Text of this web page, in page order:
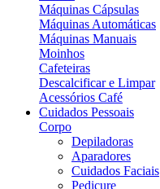
Máquinas Cápsulas
Máquinas Automáticas
Máquinas Manuais
Moinhos
Cafeteiras
Descalcificar e Limpar
Acessórios Café
Cuidados Pessoais
Corpo
Depiladoras
Aparadores
Cuidados Faciais
Pedicure